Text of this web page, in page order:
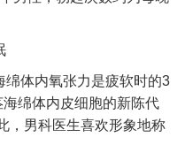
绵体内氧张力是疲软时的3
绵体内皮细胞的新陈代
，男科医生喜欢形象地称